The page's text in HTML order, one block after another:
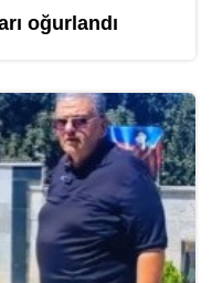
oğurlandı